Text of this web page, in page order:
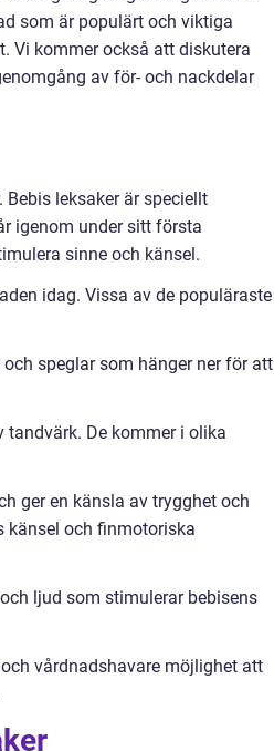
som är populärt och viktiga
Vi kommer också att diskutera
av för- och nackdelar
leksaker är speciellt
igenom under sitt första
sinne och känsel.
idag. Vissa av de populäraste
speglar som hänger ner för att
De kommer i olika
ger en känsla av trygghet och
känsel och finmotoriska
ljud som stimulerar bebisens
vårdnadshavare möjlighet att